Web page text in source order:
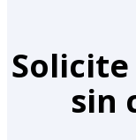
sin